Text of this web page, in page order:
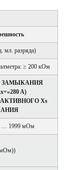
мл. разряда)
≥ 200 кОм
ЗАМЫКАНИЯ
A)
Xs
… 1999 мОм
мОм))